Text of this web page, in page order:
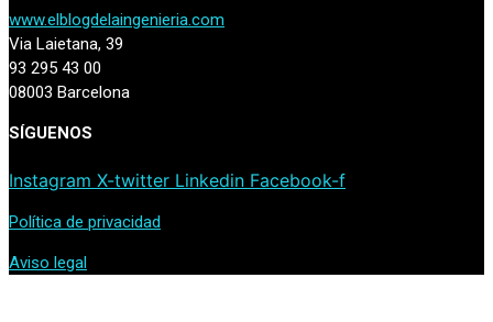
www.elblogdelaingenieria.com
Via Laietana, 39
93 295 43 00
08003 Barcelona
SÍGUENOS
Instagram X-twitter Linkedin Facebook-f
Política de privacidad
Aviso legal